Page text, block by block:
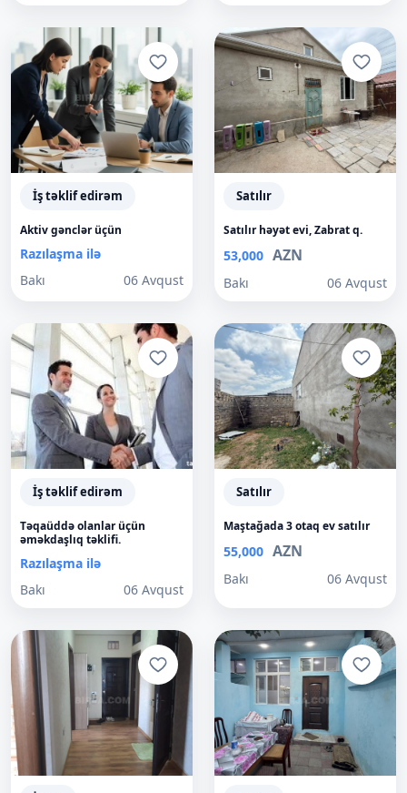
İş təklif edirəm
Aktiv gənclər üçün
Razılaşma ilə
Bakı
06 Avqust
Satılır
Satılır həyət evi, Zabrat q.
53,000 AZN
Bakı 06 Avqust
İş təklif edirəm
Təqaüddə olanlar üçün
əməkdaşlıq təklifi.
Razılaşma ilə
Bakı
06 Avqust
Satılır
Maştağada 3 otaq ev satılır
55,000 AZN
Bakı 06 Avqust